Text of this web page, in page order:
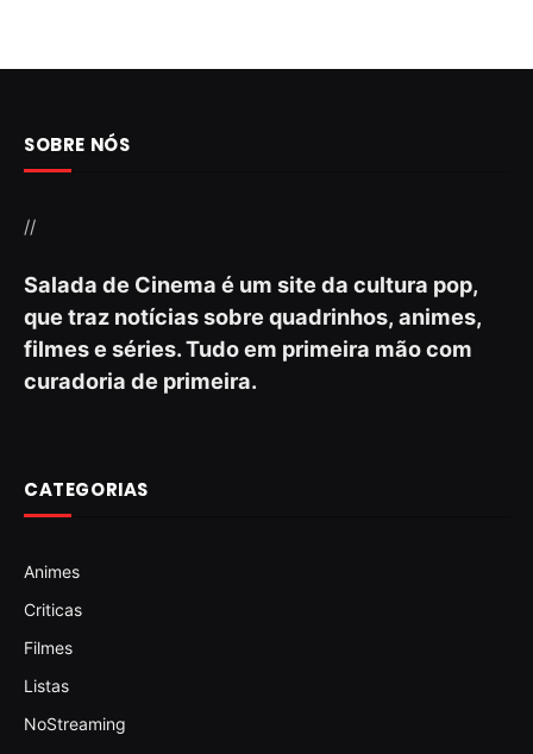
SOBRE NÓS
//
Salada de Cinema é um site da cultura pop,
que traz notícias sobre quadrinhos, animes,
filmes e séries. Tudo em primeira mão com
curadoria de primeira.
CATEGORIAS
Animes
Criticas
Filmes
Listas
NoStreaming